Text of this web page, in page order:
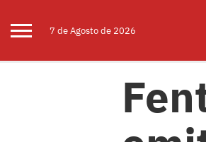
7 deAgostode 2026